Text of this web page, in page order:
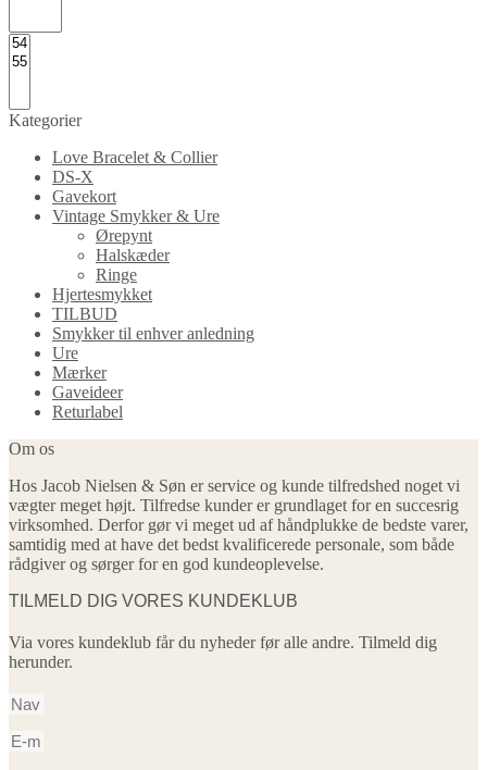
Kategorier
Love Bracelet & Collier
DS-X
Gavekort
Vintage Smykker & Ure
Ørepynt
Halskæder
Ringe
Hjertesmykket
TILBUD
Smykker til enhver anledning
Ure
Mærker
Gaveideer
Returlabel
Om os
Hos Jacob Nielsen & Søn er service og kunde tilfredshed noget vi
vægter meget højt. Tilfredse kunder er grundlaget for en succesrig
virksomhed. Derfor gør vi meget ud af håndplukke de bedste varer,
samtidig med at have det bedst kvalificerede personale, som både
rådgiver og sørger for en god kundeoplevelse.
TILMELD DIG VORES KUNDEKLUB
Via vores kundeklub får du nyheder før alle andre. Tilmeld dig
herunder.